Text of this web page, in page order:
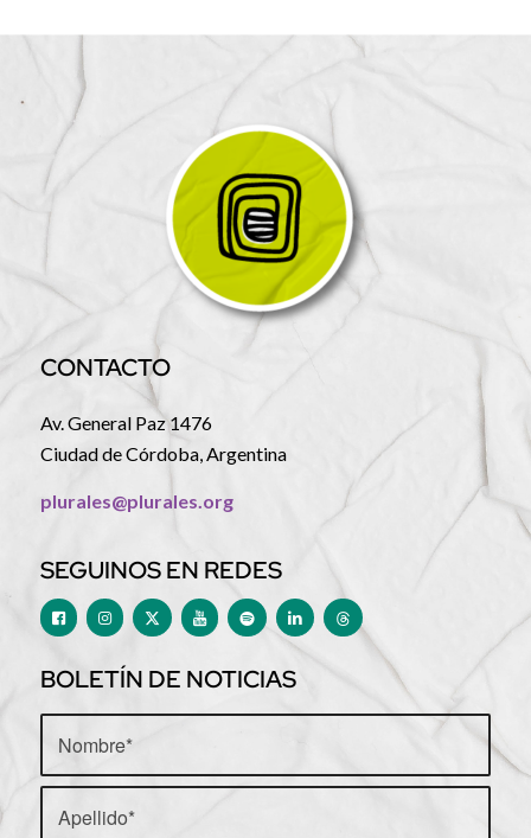
CONTACTO
Av. General Paz 1476
Ciudad de Córdoba, Argentina
plurales@plurales.org
SEGUINOS EN REDES
BOLETÍN DE NOTICIAS